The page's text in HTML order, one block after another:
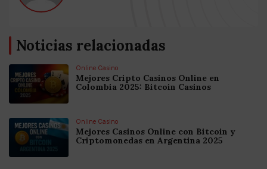
Noticias relacionadas
Online Casino
Mejores Cripto Casinos Online en
Colombia 2025: Bitcoin Casinos
Online Casino
Mejores Casinos Online con Bitcoin y
Criptomonedas en Argentina 2025